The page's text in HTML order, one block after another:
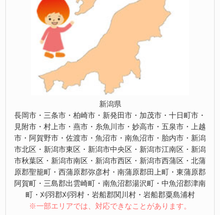
新潟県
長岡市・三条市・柏崎市・新発田市・加茂市・十日町市・
見附市・村上市・燕市・糸魚川市・妙高市・五泉市・上越
市・阿賀野市・佐渡市・魚沼市・南魚沼市・胎内市・新潟
市北区・新潟市東区・新潟市中央区・新潟市江南区・新潟
市秋葉区・新潟市南区・新潟市西区・新潟市西蒲区・北蒲
原郡聖籠町・西蒲原郡弥彦村・南蒲原郡田上町・東蒲原郡
阿賀町・三島郡出雲崎町・南魚沼郡湯沢町・中魚沼郡津南
町・刈羽郡刈羽村・岩船郡関川村・岩船郡粟島浦村
※一部エリアでは、対応できなことがあります。